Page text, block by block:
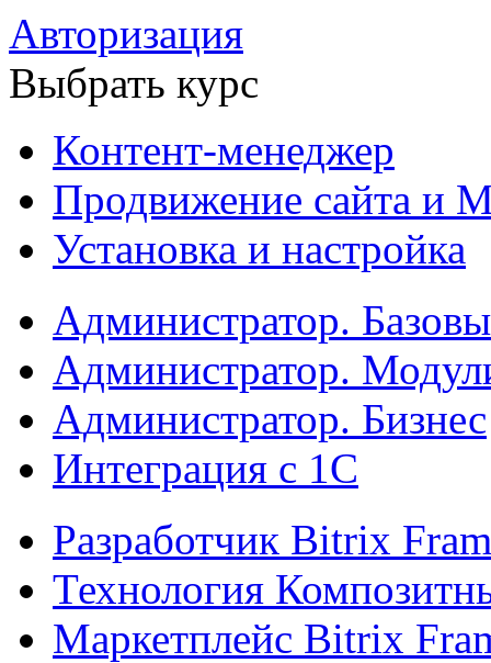
Авторизация
Выбрать курс
Контент-менеджер
Продвижение сайта и
Установка и настройка
Администратор.
Администратор.
Администратор. Бизнес
Интеграция с 1С
Разработчик Bitrix
Технология
Маркетплейс Bitrix